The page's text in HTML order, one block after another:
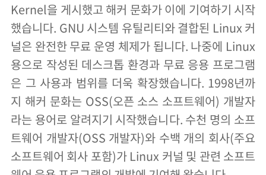
Kernel을 게시했고 해커 문화가 이에 기여하기 시작
했습니다. GNU 시스템 유틸리티와 결합된 Linux 커
널은 완전한 무료 운영 체제가 됩니다. 나중에 Linux
용으로 작성된 데스크톱 환경과 무료 응용 프로그램
은 그 사용과 범위를 더욱 확장했습니다. 1998년까
지 해커 문화는 OSS(오픈 소스 소프트웨어) 개발자
라는 용어로 알려지기 시작했습니다. 수천 명의 소프
트웨어 개발자(OSS 개발자)와 수백 개의 회사(주요
소프트웨어 회사 포함)가 Linux 커널 및 관련 소프트